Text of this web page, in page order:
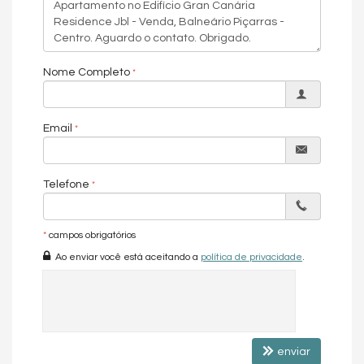
e fácil acesso à orla.
Rua Idelfonso Cassias Pereira – Centro, Balneário
Entre a Rua 950 e a Avenida Emanuel Pinto, região com
Condições de Pagamento:10% de entrada + 70x direto com a
O Gran Canária Residence é uma oportunidade completa para
quem busca localização central, estrutura moderna, plantas
funcionais e uma vida com praticidade e valorização constante
Nome Completo
Email
Telefone
* campos obrigatórios
Ao enviar você está aceitando a política de privacidade
enviar